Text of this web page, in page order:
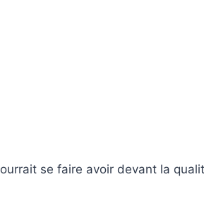
se faire avoir devant la